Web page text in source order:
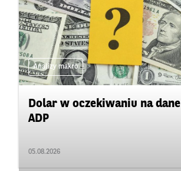
Analizy makro
Dolar w oczekiwaniu na dane
ADP
05.08.2026